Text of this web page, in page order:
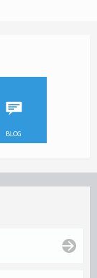
BLOG